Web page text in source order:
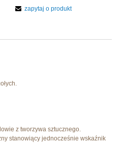
zapytaj o produkt
z tworzywa sztucznego.
stanowiący jednocześnie wskaźnik